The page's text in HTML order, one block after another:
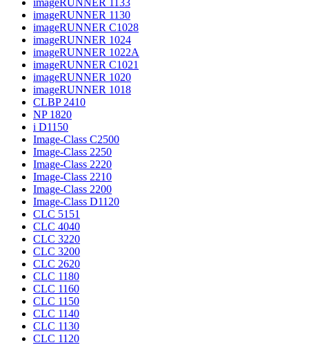
imageRUNNER 1130
imageRUNNER C1028
imageRUNNER 1024
imageRUNNER 1022A
imageRUNNER C1021
imageRUNNER 1020
imageRUNNER 1018
CLBP 2410
NP 1820
i D1150
Image-Class C2500
Image-Class 2250
Image-Class 2220
Image-Class 2210
Image-Class 2200
Image-Class D1120
CLC 5151
CLC 4040
CLC 3220
CLC 3200
CLC 2620
CLC 1180
CLC 1160
CLC 1150
CLC 1140
CLC 1130
CLC 1120